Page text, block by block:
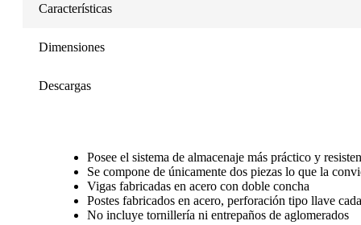
Características
Dimensiones
Descargas
Posee el sistema de almacenaje más práctico y
Se compone de únicamente dos piezas lo que la
Vigas fabricadas en acero con doble concha
Postes fabricados en acero, perforación tipo llave
No incluye tornillería ni entrepaños de aglomerados